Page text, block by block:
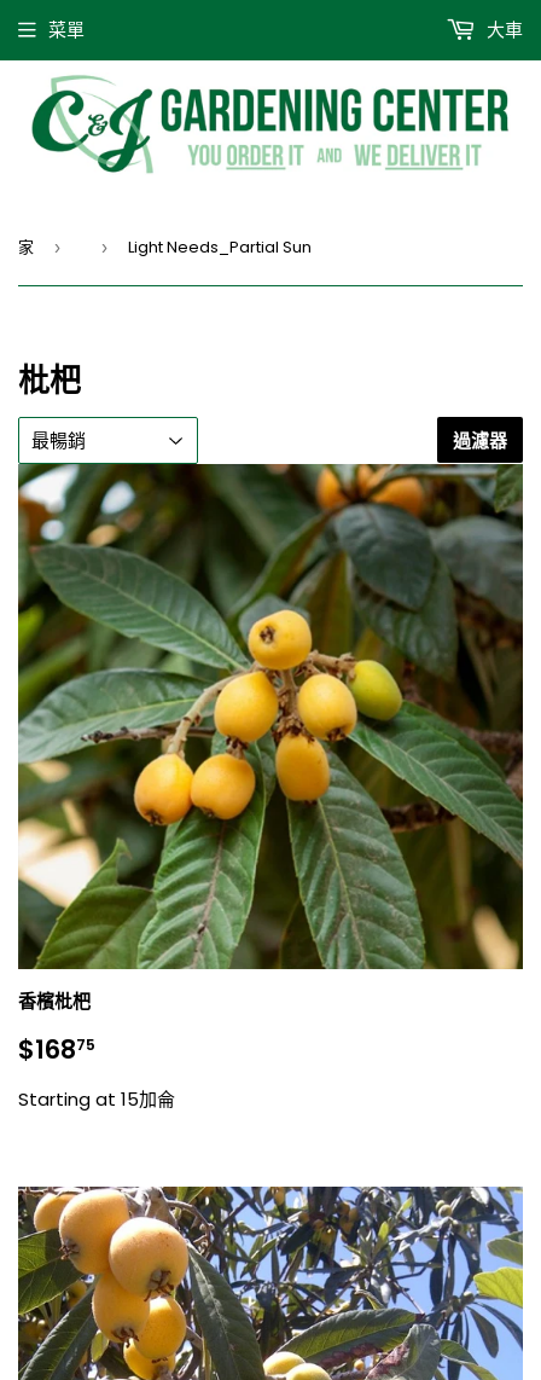
菜單 大車
家 › › Light Needs_Partial Sun
枇杷
過濾器
香檳枇杷
銷
售
價
$16875
Starting at 15加侖